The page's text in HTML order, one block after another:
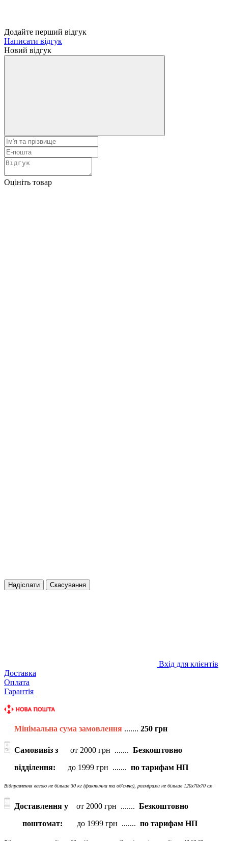
Додайте перший відгук
Написати відгук
Новий відгук
Оцініть товар
Надіслати Скасування
Вхід для клієнтів
Доставка
Оплата
Гарантія
Мінімальна сума замовлення ....... 250 грн
Самовивіз з от 2000 грн ....... Безкоштовно
відділення: до 1999 грн ....... по тарифам НП
Відправлення вагою не більше 30 кг (фактична та об'ємна), розмірами не більше 120х70х70 см
Доставлення у от 2000 грн ....... Безкоштовно
поштомат: до 1999 грн ....... по тарифам НП